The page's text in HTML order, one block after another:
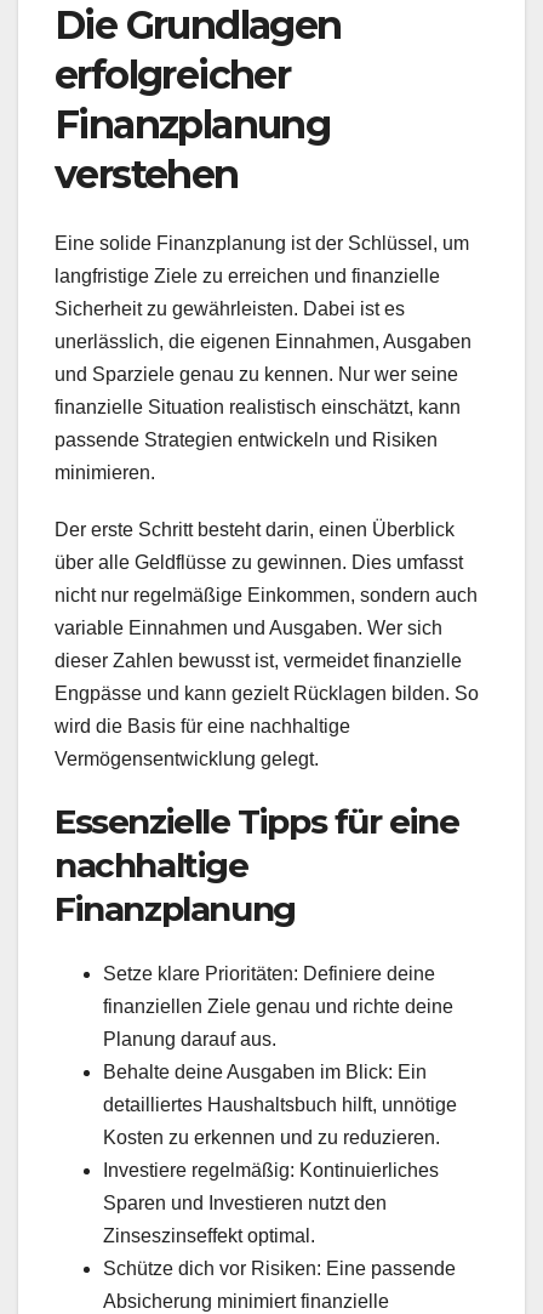
Die Grundlagen
erfolgreicher
Finanzplanung
verstehen
Eine solide Finanzplanung ist der Schlüssel, um
langfristige Ziele zu erreichen und finanzielle
Sicherheit zu gewährleisten. Dabei ist es
unerlässlich, die eigenen Einnahmen, Ausgaben
und Sparziele genau zu kennen. Nur wer seine
finanzielle Situation realistisch einschätzt, kann
passende Strategien entwickeln und Risiken
minimieren.
Der erste Schritt besteht darin, einen Überblick
über alle Geldflüsse zu gewinnen. Dies umfasst
nicht nur regelmäßige Einkommen, sondern auch
variable Einnahmen und Ausgaben. Wer sich
dieser Zahlen bewusst ist, vermeidet finanzielle
Engpässe und kann gezielt Rücklagen bilden. So
wird die Basis für eine nachhaltige
Vermögensentwicklung gelegt.
Essenzielle Tipps für eine
nachhaltige
Finanzplanung
Setze klare Prioritäten: Definiere deine
finanziellen Ziele genau und richte deine
Planung darauf aus.
Behalte deine Ausgaben im Blick: Ein
detailliertes Haushaltsbuch hilft, unnötige
Kosten zu erkennen und zu reduzieren.
Investiere regelmäßig: Kontinuierliches
Sparen und Investieren nutzt den
Zinseszinseffekt optimal.
Schütze dich vor Risiken: Eine passende
Absicherung minimiert finanzielle